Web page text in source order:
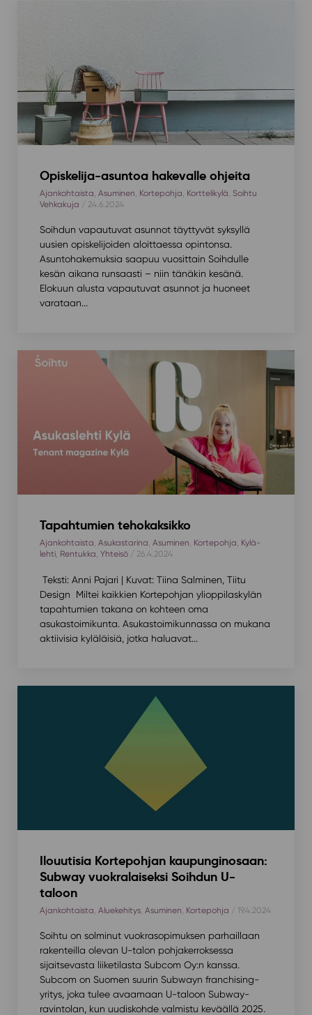
Opiskelija-asuntoa hakevalle ohjeita
Ajankohtaista, Asuminen, Kortepohja, Korttelikylä, Soihtu
Vehkakuja / 24.6.2024
Soihdun vapautuvat asunnot täyttyvät syksyllä
uusien opiskelijoiden aloittaessa opintonsa.
Asuntohakemuksia saapuu vuosittain Soihdulle
kesän aikana runsaasti – niin tänäkin kesänä.
Elokuun alusta vapautuvat asunnot ja huoneet
varataan...
Tapahtumien tehokaksikko
Ajankohtaista, Asukastarina, Asuminen, Kortepohja, Kylä-
lehti, Rentukka, Yhteisö/ 26.4.2024
Teksti: Anni Pajari | Kuvat: Tiina Salminen, Tiitu
Design Miltei kaikkien Kortepohjan ylioppilaskylän
tapahtumien takana on kohteen oma
asukastoimikunta. Asukastoimikunnassa on mukana
aktiivisia kyläläisiä, jotka haluavat...
Ilouutisia Kortepohjan kaupunginosaan:
Subway vuokralaiseksi Soihdun U-
taloon
Ajankohtaista Aluekehitys, Asuminen Kortepohja / 19.4.2024
Soihtu on solminut vuokrasopimuksen parhaillaan
rakenteilla olevan U-talon pohjakerroksessa
sijaitsevasta liiketilasta Subcom Oy:n kanssa.
Subcom on Suomen suurin Subwayn franchising-
yritys, joka tulee avaamaan U-taloon Subway-
ravintolan, kun uudiskohde valmistu keväällä 2025.